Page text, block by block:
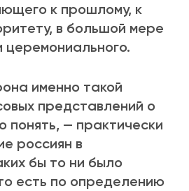
к прошлому, к
в большой мере
церемониального.
именно такой
представлений о
понять, — практически
россиян в
бы то ни было
есть по определению